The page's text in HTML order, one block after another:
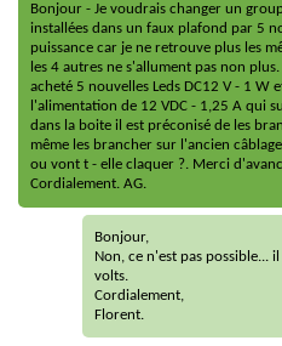
Bonjour - Je voudrais changer un
installées dans un faux plafond par 5
puissance car je ne retrouve plus les
les 4 autres ne s'allument pas non
acheté 5 nouvelles Leds DC12 V - 1 W
l'alimentation de 12 VDC - 1,25 A qui
dans la boite il est préconisé de les
même les brancher sur l'ancien
ou vont t - elle claquer ?. Merci
Cordialement. AG.
Bonjour,
Non, ce n'est pas possible...
volts.
Cordialement,
Florent.